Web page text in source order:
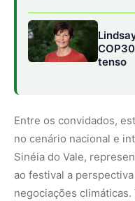
indígenas e suas
Outras presenças
professora na área de
comprometido com a
povos baniwa e
oficial da saúde do